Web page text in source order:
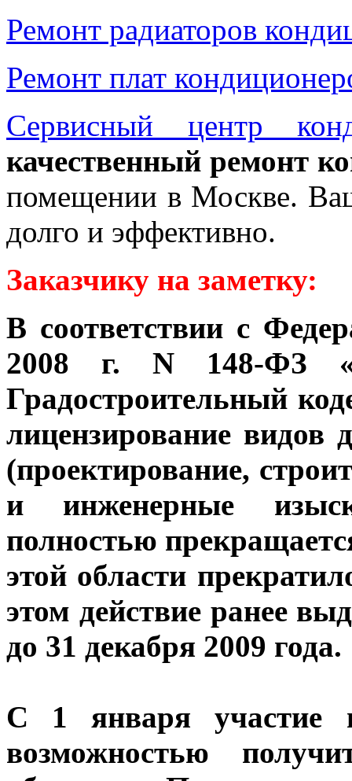
Ремонт радиаторов
Ремонт плат
Сервисный центр
качественный ремонт
помещении в Москве.
долго и эффективно.
Заказчику на заметку:
В соответствии с
2008 г. N 148-ФЗ
Градостроительный
лицензирование видов
(проектирование,
и инженерные
полностью
этой области
этом действие ранее
до 31 декабря 2009 года.
С 1 января участие
возможностью